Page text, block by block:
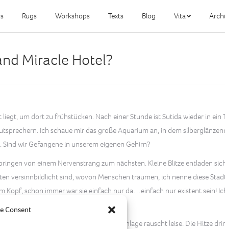
Consent
Rugs Workshops Texts Blog Vita
Miracle Hotel?
um dort zu frühstücken. Nach einer Stunde ist Sutida wieder in ein
Ich schaue mir das große Aquarium an, in dem
wir Gefangene in unserem eigenen Gehirn?
von einem Nervenstrang zum nächsten. Kleine Blitze entladen
versinnbildlicht sind, wovon Menschen träumen, ich nenne diese
Kopf, schon immer war sie einfach nur da…einfach nur existent sein!
sich in meinen Schädel. Die Klimaanlage rauscht leise. Die Hitze